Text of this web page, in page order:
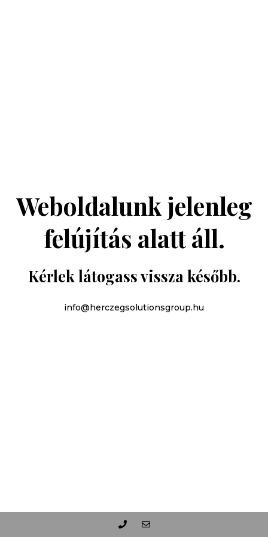
Weboldalunk jelenleg
felújítás alatt áll.
Kérlek látogass vissza később.
info@herczegsolutionsgroup.hu